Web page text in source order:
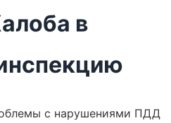
в
с нарушениями ПДД